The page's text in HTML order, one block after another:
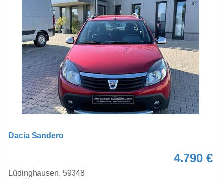
Dacia Sandero
4.790 €
Lüdinghausen, 59348